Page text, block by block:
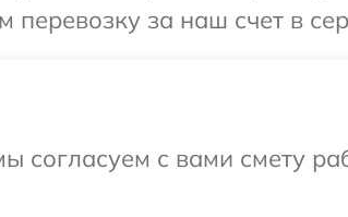
перевозку за наш счет в
согласуем с вами смету